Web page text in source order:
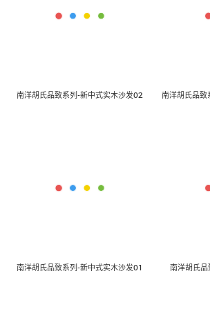
南洋胡氏品致系列-新中式实木沙发02 南洋胡氏品
南洋胡氏品致系列-新中式实木沙发01 南洋胡氏品